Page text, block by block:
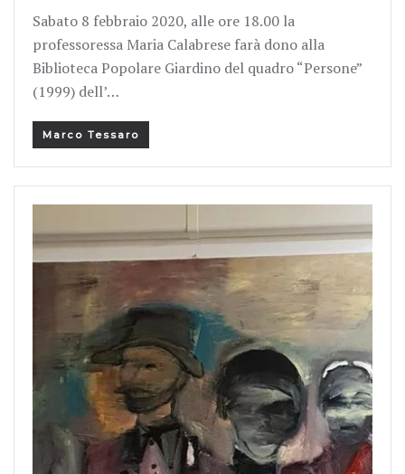
Sabato 8 febbraio 2020, alle ore 18.00 la
professoressa Maria Calabrese farà dono alla
Biblioteca Popolare Giardino del quadro “Persone”
(1999) dell’…
Marco Tessaro